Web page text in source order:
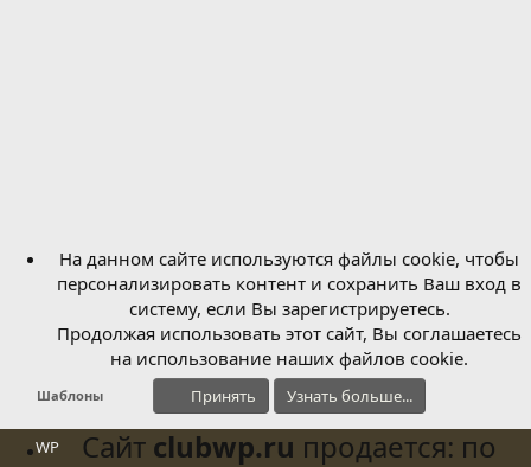
Шаблоны
WP
На данном сайте используются файлы cookie, чтобы
персонализировать контент и сохранить Ваш вход в
систему, если Вы зарегистрируетесь.
Продолжая использовать этот сайт, Вы соглашаетесь
на использование наших файлов cookie.
Принять Узнать больше...
Сайт clubwp.ru продается: по